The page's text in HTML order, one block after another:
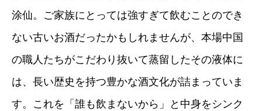
涂仙。ご家族にとっては強すぎて飲むことのでき
ない古いお酒だったかもしれませんが、本場中国
の職人たちがこだわり抜いて蒸留したその液体に
は、長い歴史を持つ豊かな酒文化が詰まっていま
す。これを「誰も飲まないから」と中身をシンク